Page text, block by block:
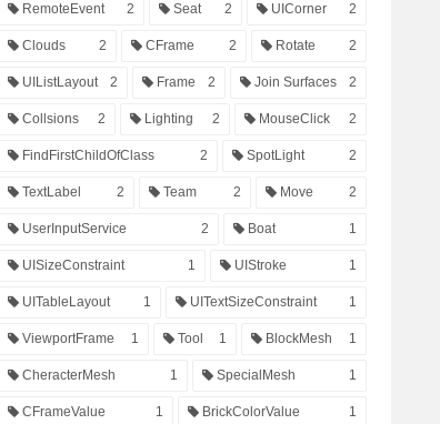
RemoteEvent 2 Seat 2 UICorner 2
Clouds 2 CFrame 2 Rotate 2
UIListLayout 2 Frame 2 Join Surfaces 2
Collsions 2 Lighting 2 MouseClick 2
FindFirstChildOfClass 2 SpotLight 2
TextLabel 2 Team 2 Move 2
UserInputService 2 Boat 1
UISizeConstraint 1 UIStroke 1
UITableLayout 1 UITextSizeConstraint 1
ViewportFrame 1 Tool 1 BlockMesh 1
CheracterMesh 1 SpecialMesh 1
CFrameValue 1 BrickColorValue 1